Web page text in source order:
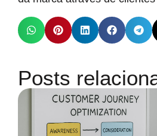
Posts